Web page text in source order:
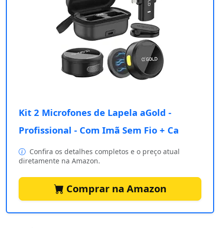
Kit 2 Microfones de Lapela aGold -
Profissional - Com Imã Sem Fio + Ca
Confira os detalhes completos e o preço atual
diretamente na Amazon.
Comprar na Amazon